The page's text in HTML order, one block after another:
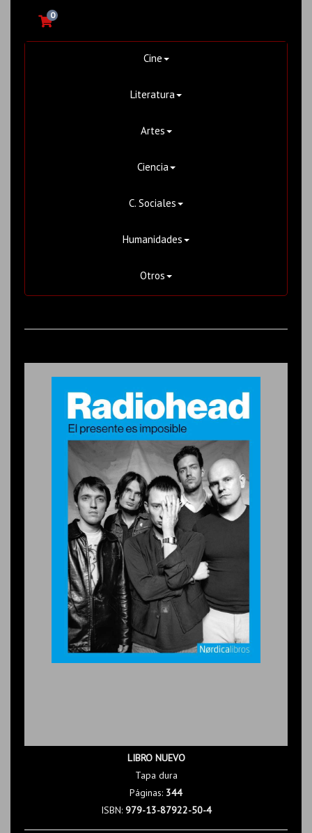
0
Cine
Literatura
Artes
Ciencia
C. Sociales
Humanidades
Otros
LIBRO NUEVO
Tapa dura
Páginas: 344
ISBN: 979-13-87922-50-4